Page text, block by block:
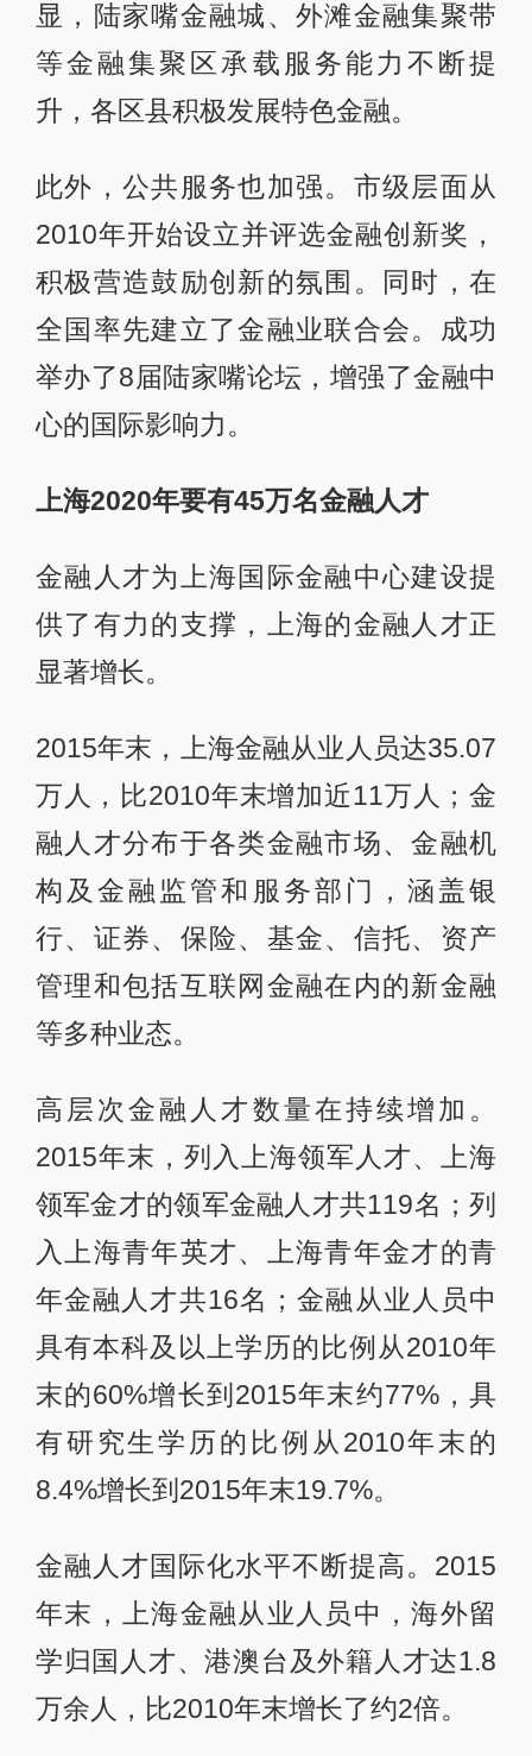
显，陆家嘴金融城、外滩金融集聚带
等金融集聚区承载服务能力不断提
升，各区县积极发展特色金融。
此外，公共服务也加强。市级层面从
2010年开始设立并评选金融创新奖，
积极营造鼓励创新的氛围。同时，在
全国率先建立了金融业联合会。成功
举办了8届陆家嘴论坛，增强了金融中
心的国际影响力。
上海2020年要有45万名金融人才
金融人才为上海国际金融中心建设提
供了有力的支撑，上海的金融人才正
显著增长。
2015年末，上海金融从业人员达35.07
万人，比2010年末增加近11万人；金
融人才分布于各类金融市场、金融机
构及金融监管和服务部门，涵盖银
行、证券、保险、基金、信托、资产
管理和包括互联网金融在内的新金融
等多种业态。
高层次金融人才数量在持续增加。
2015年末，列入上海领军人才、上海
领军金才的领军金融人才共119名；列
入上海青年英才、上海青年金才的青
年金融人才共16名；金融从业人员中
具有本科及以上学历的比例从2010年
末的60%增长到2015年末约77%，具
有研究生学历的比例从2010年末的
8.4%增长到2015年末19.7%。
金融人才国际化水平不断提高。2015
年末，上海金融从业人员中，海外留
学归国人才、港澳台及外籍人才达1.8
万余人，比2010年末增长了约2倍。